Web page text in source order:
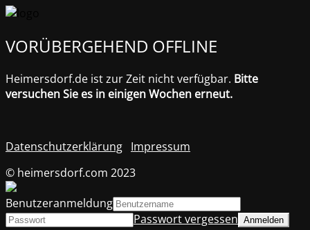
VORÜBERGEHEND OFFLINE
Heimersdorf.de ist zur Zeit nicht verfügbar. Bitte
versuchen Sie es in einigen Wochen erneut.
Datenschutzerklärung Impressum
© heimersdorf.com 2023
Benutzeranmeldung
Passwort vergessen